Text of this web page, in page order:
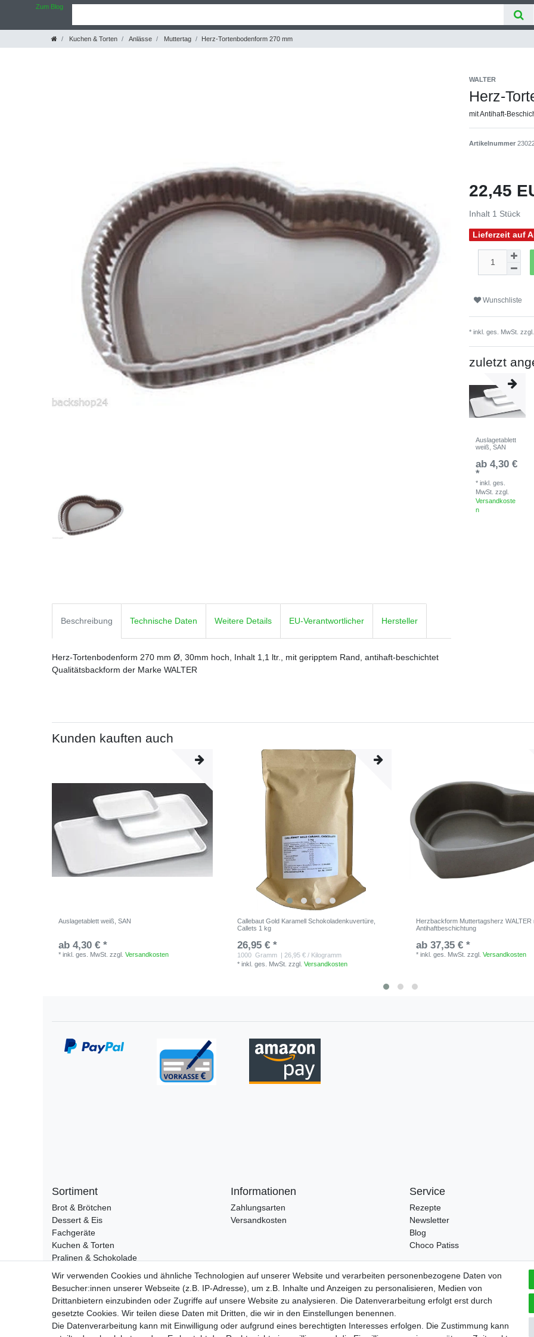
Zum Blog
Kuchen & Torten Anlässe Muttertag Herz-Tortenbodenform 270 mm
WALTER
Herz-
mit Antihaft-
Artikelnummer
22,45
Inhalt 1 Stück
Lieferzeit auf
Wunschliste
* inkl. ges. MwSt. zzgl.
zuletzt
Auslagetablett
weiß, SAN
ab 4,30 €
*
*inkl. ges.
MwSt. zzgl.
Versandkoste
n
Beschreibung Technische Daten Weitere Details EU-Verantwortlicher Hersteller
Herz-Tortenbodenform 270 mm Ø, 30mm hoch, Inhalt 1,1 ltr., mit geripptem Rand, antihaft-beschichtet
Qualitätsbackform der Marke WALTER
Kunden kauften auch
Auslagetablett weiß, SAN
ab 4,30 € *
*inkl. ges. MwSt. zzgl.Versandkosten
Callebaut Gold Karamell Schokoladenkuvertüre,
Callets 1 kg
26,95 € *
1000 Gramm | 26,95 € / Kilogramm
*inkl. ges. MwSt. zzgl.Versandkosten
Herzbackform Muttertagsherz WALTER
Antihaftbeschichtung
ab 37,35 € *
*inkl. ges. MwSt. zzgl.Versandkosten
Sortiment
Brot & Brötchen
Dessert & Eis
Fachgeräte
Kuchen & Torten
Pralinen & Schokolade
Lebensmittel
Gutscheine
Informationen
Zahlungsarten
Versandkosten
Service
Rezepte
Newsletter
Blog
Choco Patiss
Widerrufs­recht Widerrufs­formular Impressum Daten­schutz­erklärung
Wir verwenden Cookies und ähnliche Technologien auf unserer Website und verarbeiten personenbezogene Daten von
Besucher:innen unserer Webseite (z.B. IP-Adresse), um z.B. Inhalte und Anzeigen zu personalisieren, Medien von
Drittanbietern einzubinden oder Zugriffe auf unsere Website zu analysieren. Die Datenverarbeitung erfolgt erst durch
gesetzte Cookies. Wir teilen diese Daten mit Dritten, die wir in den Einstellungen benennen.
Die Datenverarbeitung kann mit Einwilligung oder aufgrund eines berechtigten Interesses erfolgen. Die Zustimmung kann